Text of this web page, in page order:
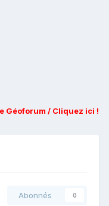
Géoforum / Cliquez ici !
Abonnés 0